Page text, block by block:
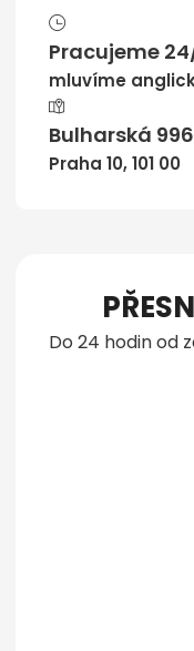
Pracujeme
mluvíme
Bulharská
Praha 10, 101 00
Do 24 hodin od